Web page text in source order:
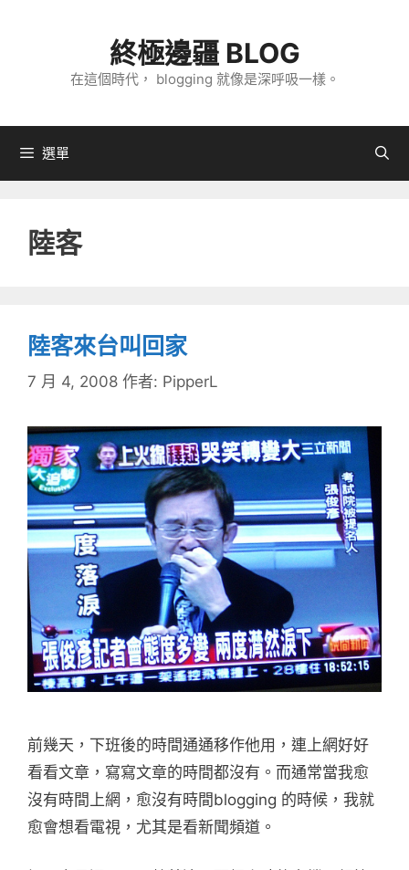
內
終極邊疆 BLOG
在這個時代， blogging 就像是深呼吸一樣。
選單
陸客
陸客來台叫回家
7 月 4, 2008 作者: PipperL
前幾天，下班後的時間通通移作他用，連上網好好
看看文章，寫寫文章的時間都沒有。而通常當我愈
沒有時間上網，愈沒有時間blogging 的時候，我就
愈會想看電視，尤其是看新聞頻道。